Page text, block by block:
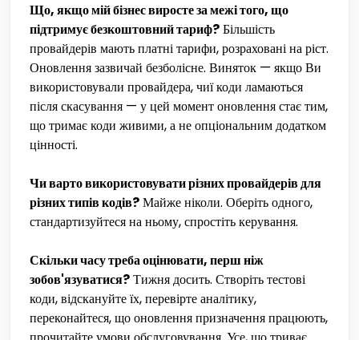
Що, якщо мій бізнес виросте за межі того, що
підтримує безкоштовний тариф?Більшість
провайдерів мають платні тарифи, розраховані на ріст.
Оновлення зазвичай безболісне. Виняток — якщо Ви
використовували провайдера, чиї коди ламаються
після скасування — у цей момент оновлення стає тим,
що тримає коди живими, а не опціональним додатком
цінності.
Чи варто використовувати різних провайдерів для
різних типів кодів?Майже ніколи. Оберіть одного,
стандартизуйтеся на ньому, спростіть керування.
Скільки часу треба оцінювати, перш ніж
зобов'язуватися?Тижня досить. Створіть тестові
коди, відскануйте їх, перевірте аналітику,
переконайтеся, що оновлення призначення працюють,